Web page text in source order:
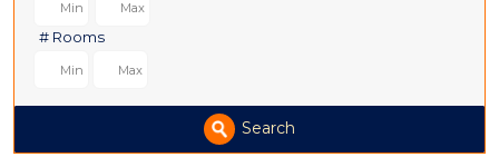
# Rooms
Search